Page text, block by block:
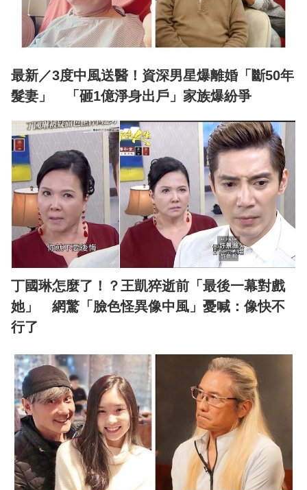
最新／3度中風送醫！資深男星爆離婚「斷50年
髮妻」 「砸1億淨身出戶」家族爆紛爭
丁國琳怎麼了！？王凱猝逝前「最後一幕對戲
她」 網驚「臉色怪異像中風」憂喊：像快不
行了